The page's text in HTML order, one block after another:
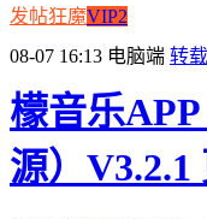
发帖狂魔VIP2
08-07 16:13 电脑端 转
檬音乐
源）V3.2.1